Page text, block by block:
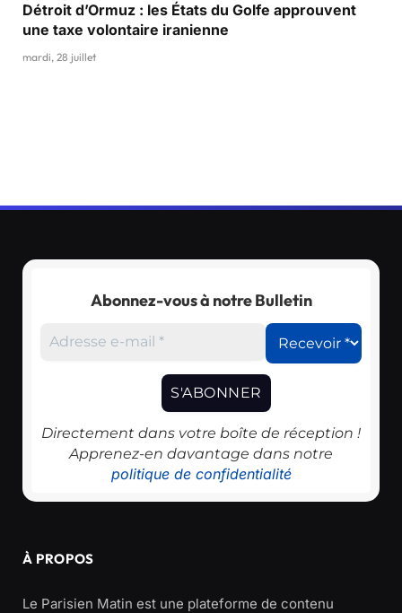
Détroit d’Ormuz : les États du Golfe approuvent
une taxe volontaire iranienne
mardi, 28 juillet
Abonnez-vous à notre Bulletin
Directement dans votre boîte de réception !
Apprenez-en davantage dans notre
politique de confidentialité
À PROPOS
Le Parisien Matin est une plateforme de contenu